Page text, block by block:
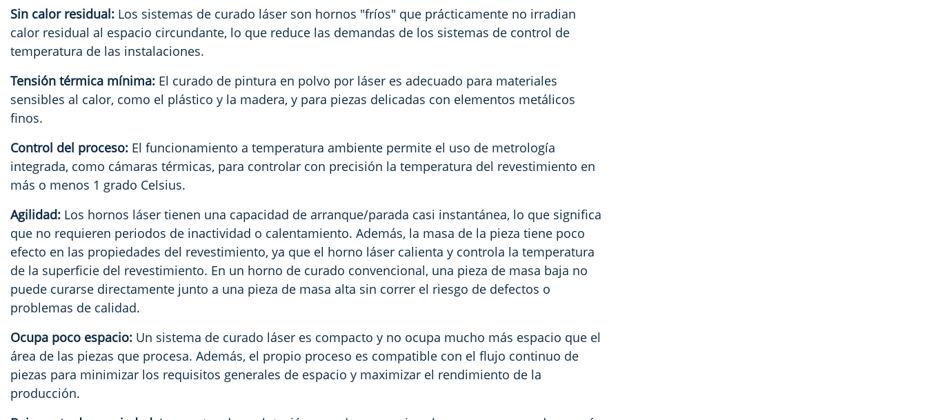
Sin calor residual: Los sistemas de curado láser son hornos "fríos" que prácticamente no irradian
calor residual al espacio circundante, lo que reduce las demandas de los sistemas de control de
temperatura de las instalaciones.
Tensión térmica mínima: El curado de pintura en polvo por láser es adecuado para materiales
sensibles al calor, como el plástico y la madera, y para piezas delicadas con elementos metálicos
finos.
Control del proceso: El funcionamiento a temperatura ambiente permite el uso de metrología
integrada, como cámaras térmicas, para controlar con precisión la temperatura del revestimiento en
más o menos 1 grado Celsius.
Agilidad: Los hornos láser tienen una capacidad de arranque/parada casi instantánea, lo que significa
que no requieren periodos de inactividad o calentamiento. Además, la masa de la pieza tiene poco
efecto en las propiedades del revestimiento, ya que el horno láser calienta y controla la temperatura
de la superficie del revestimiento. En un horno de curado convencional, una pieza de masa baja no
puede curarse directamente junto a una pieza de masa alta sin correr el riesgo de defectos o
problemas de calidad.
Ocupa poco espacio: Un sistema de curado láser es compacto y no ocupa mucho más espacio que el
área de las piezas que procesa. Además, el propio proceso es compatible con el flujo continuo de
piezas para minimizar los requisitos generales de espacio y maximizar el rendimiento de la
producción.